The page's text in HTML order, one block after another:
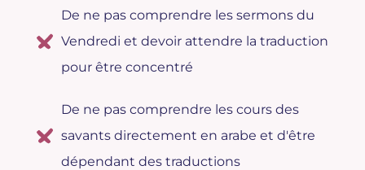
De ne pas comprendre les sermons du
Vendredi et devoir attendre la traduction
pour être concentré
De ne pas comprendre les cours des
savants directement en arabe et d'être
dépendant des traductions